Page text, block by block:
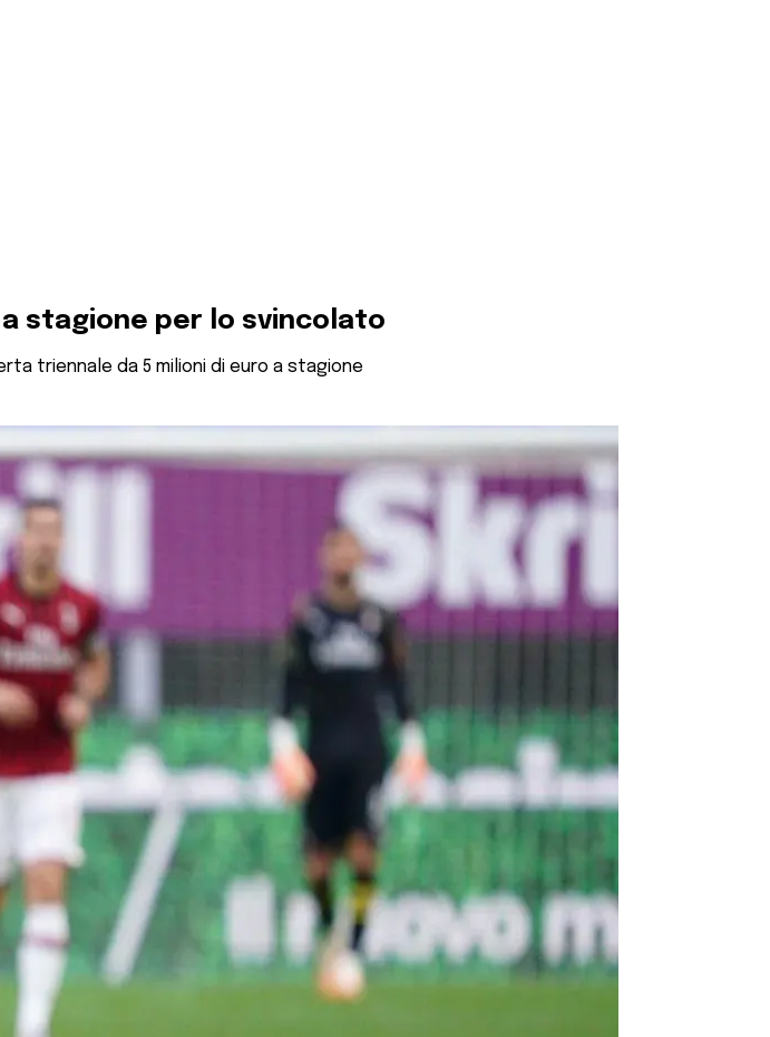
stagione per lo svincolato
triennale da 5 milioni di euro a stagione